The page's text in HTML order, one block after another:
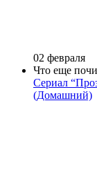
02 февраля
Что еще
Сериал
(Домашний)